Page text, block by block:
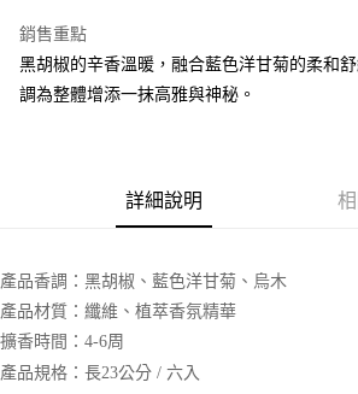
2.付款方式選擇「大哥付你分期」，訂單成立後會
流程，驗證手機門號後，選擇欲分期的期數、繳款
成交易。
3.實際核准額度、可分期數及費用金額請依後續交
1.分期款項不併入電信帳單，「大哥付你分期」於
帳／街口支付／iPASS MONEY」等通路繳費。
【注意事項】
1.本服務係由「台灣大哥大股份有限公司」（以下
買賣價金債權讓與本公司後，依約使用本公司帳單
相關說明
【關於「AFTEE先享後付」】
AFTEE先享後付是「在收到商品之後才付款」的支
２．訂單成立數日內，您將收到繳費通知簡訊。
３．收到繳費通知簡訊後14天內，點擊此簡訊中的
※ 請注意：結帳手續完成當下不需立刻繳費，但若
購買商品的店家。未經商家同意取消之訂單仍視為
ATM付款
每筆NT$70，滿NT$1,000(含以上)免運費
每筆NT$70，滿NT$1,000(含以上)免運費
宅配
每筆NT$100，滿NT$1,200(含以上)免運費
銷售重點
黑胡椒的辛香溫暖，融合藍色洋甘菊的柔和
調為整體增添一抹高雅與神秘。
詳細說明
產品香調：黑胡椒、藍色洋甘菊、烏木
產品材質：纖維、植萃香氛精華
擴香時間：4-6周
產品規格：長23公分 / 六入